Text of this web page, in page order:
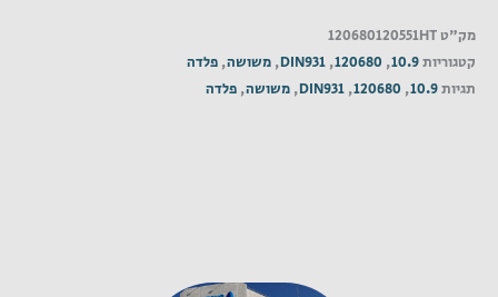
מק"ט120680120551HT
קטגוריות10.9
,
120680
,
DIN931
, משושה, פלדה
תגיות10.9
,
120680
,
DIN931
, משושה, פלדה